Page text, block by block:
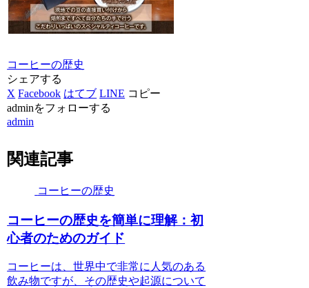
コーヒーの歴史
シェアする
X Facebook はてブ LINE コピー
adminをフォローする
admin
関連記事
コーヒーの歴史
コーヒーの歴史を簡単に理解：初
心者のためのガイド
コーヒーは、世界中で非常に人気のある
飲み物ですが、その歴史や起源について